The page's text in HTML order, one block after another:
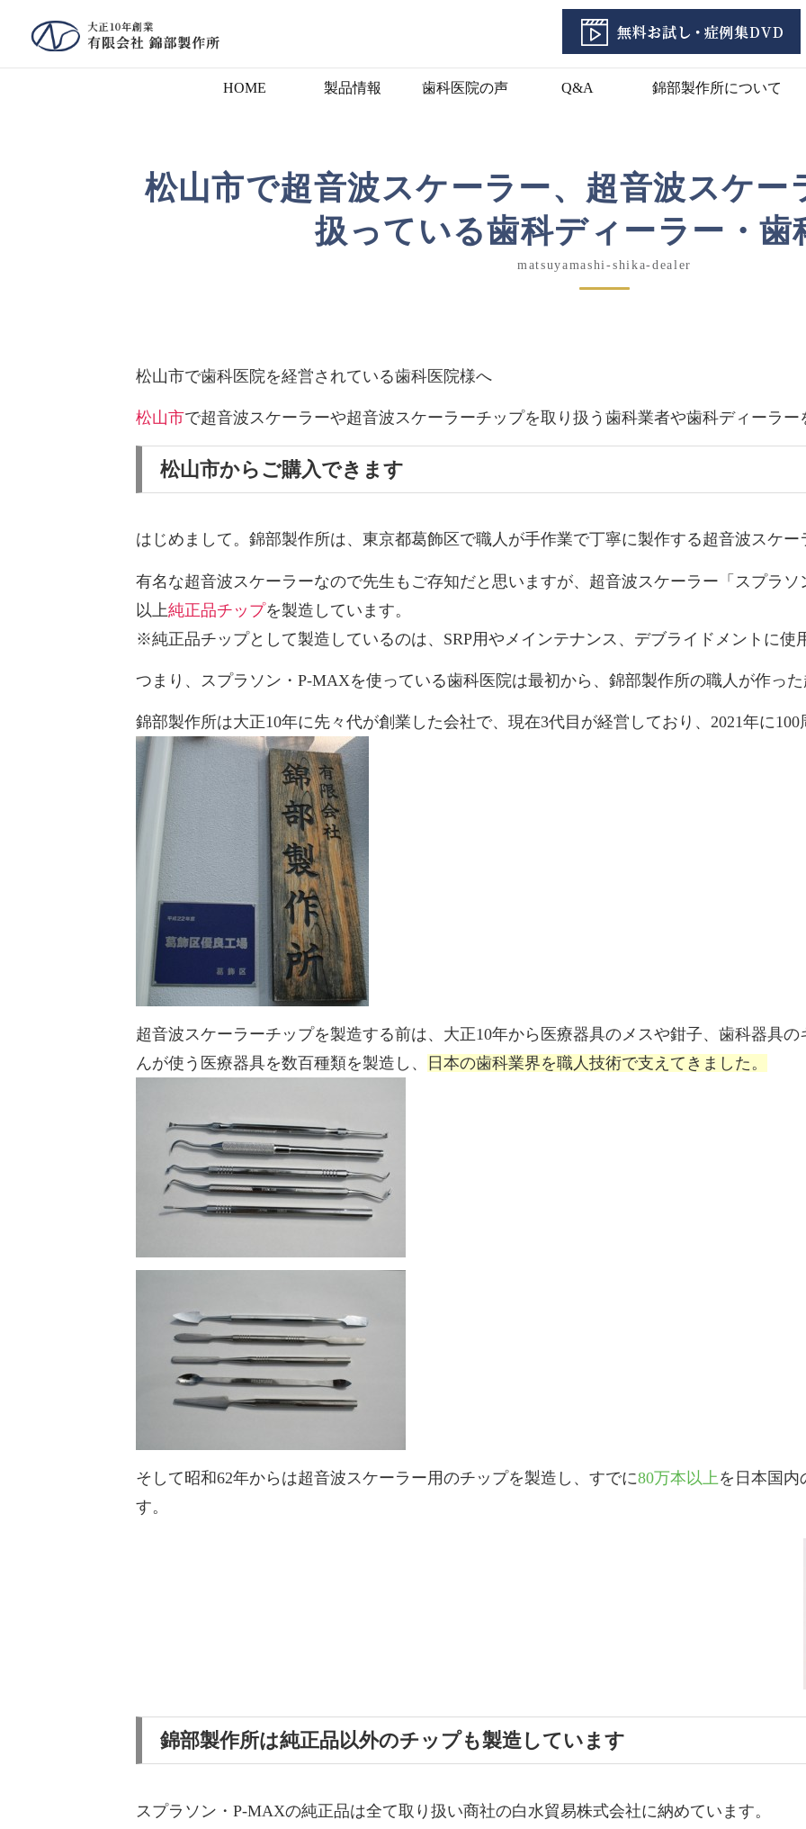
HOME 製品情報 歯科医院の声 Q&A 錦部製作所について
松山市で超音波スケーラー、超音波スケー
扱っている歯科ディーラー・歯
matsuyamashi-shika-dealer
松山市で歯科医院を経営されている歯科医院様へ
松山市で超音波スケーラーや超音波スケーラーチップを取り扱う歯科業者や歯科ディーラー
松山市からご購入できます
はじめまして。錦部製作所は、東京都葛飾区で職人が手作業で丁寧に製作する超音波スケー
有名な超音波スケーラーなので先生もご存知だと思いますが、 超音波スケーラー「スプラ
以上純正品チップを製造しています。
※純正品チップとして製造しているのは、SRP用やメインテナンス、デブライドメントに使
つまり、スプラソン・P-MAXを使っている歯科医院は最初から、錦部製作所の職人が作った
錦部製作所は大正10年に先々代が創業した会社で、現在3代目が経営しており、2021年に100
超音波スケーラーチップを製造する前は、大正10年から医療器具のメスや鉗子、歯科器具
んが使う医療器具を数百種類を製造し、
日本の歯科業界を職人技術で支えてきました。
そして昭和62年からは超音波スケーラー用のチップを製造し、すでに80万本以上 を日本国内
す。
錦部製作所は純正品以外のチップも製造しています
スプラソン・P-MAXの純正品は全て取り扱い商社の白水貿易株式会社に納めています。